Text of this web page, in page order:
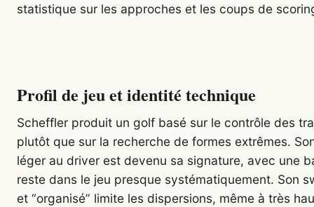
statistique sur les approches et les coups de
Profil de jeu et identité technique
Scheffler produit un golf basé sur le contrôle des
plutôt que sur la recherche de formes extrêmes.
léger au driver est devenu sa signature, avec une
reste dans le jeu presque systématiquement. Son
et “organisé” limite les dispersions, même à très